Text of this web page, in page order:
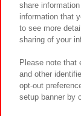
share
information that
to see more
sharing of your
Please note that
and other
opt-out
setup banner by